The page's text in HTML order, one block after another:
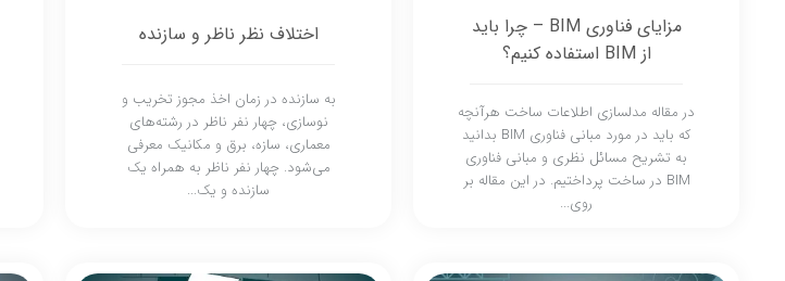
مزایای فناوری BIM – چرا باید
از BIM استفاده کنیم؟
در مقاله مدلسازی اطلاعات ساخت هرآنچه
که باید در مورد مبانی فناوری BIM بدانید
به تشریح مسائل نظری و مبانی فناوری
BIM در ساخت پرداختیم. در این مقاله بر
روی...
اختلاف نظر ناظر و سازنده
به سازنده در زمان اخذ مجوز تخریب و
نوسازی، چهار نفر ناظر در رشته‌های
معماری، سازه، برق و مکانیک معرفی
می‌شود. چهار نفر ناظر به همراه یک
سازنده و یک...